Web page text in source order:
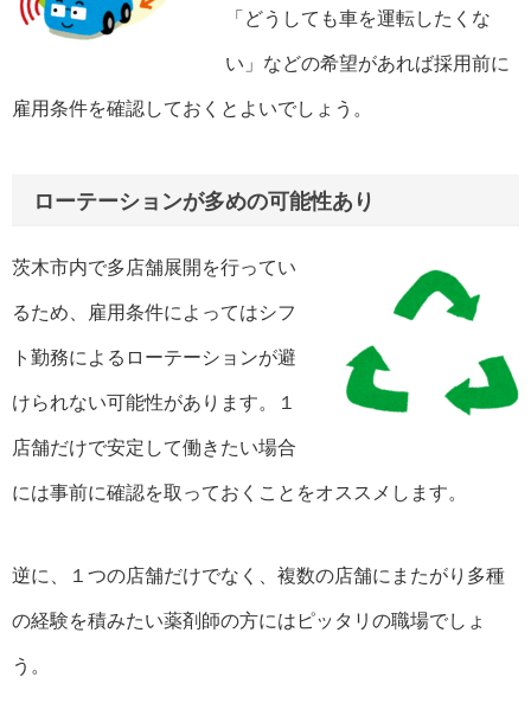
「どうしても車を運転したくな
い」などの希望があれば採用前に
雇用条件を確認しておくとよいでしょう。
ローテーションが多めの可能性あり
茨木市内で多店舗展開を行ってい
るため、雇用条件によってはシフ
ト勤務によるローテーションが避
けられない可能性があります。１
店舗だけで安定して働きたい場合
には事前に確認を取っておくことをオススメします。
逆に、１つの店舗だけでなく、複数の店舗にまたがり多種
の経験を積みたい薬剤師の方にはピッタリの職場でしょ
う。